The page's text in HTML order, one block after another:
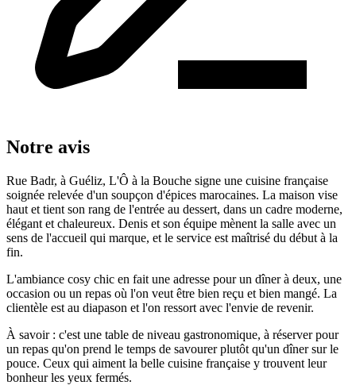
Notre avis
Rue Badr, à Guéliz, L'Ô à la Bouche signe une cuisine française
soignée relevée d'un soupçon d'épices marocaines. La maison vise
haut et tient son rang de l'entrée au dessert, dans un cadre moderne,
élégant et chaleureux. Denis et son équipe mènent la salle avec un
sens de l'accueil qui marque, et le service est maîtrisé du début à la
fin.
L'ambiance cosy chic en fait une adresse pour un dîner à deux, une
occasion ou un repas où l'on veut être bien reçu et bien mangé. La
clientèle est au diapason et l'on ressort avec l'envie de revenir.
À savoir : c'est une table de niveau gastronomique, à réserver pour
un repas qu'on prend le temps de savourer plutôt qu'un dîner sur le
pouce. Ceux qui aiment la belle cuisine française y trouvent leur
bonheur les yeux fermés.